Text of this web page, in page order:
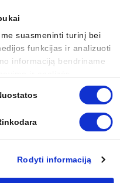
suasmeninti turinį bei
funkcijas ir analizuoti
informaciją bendriname
kitos jūsų pateiktos arba
Rodyti informaciją
Copyright © Hyundai 2023